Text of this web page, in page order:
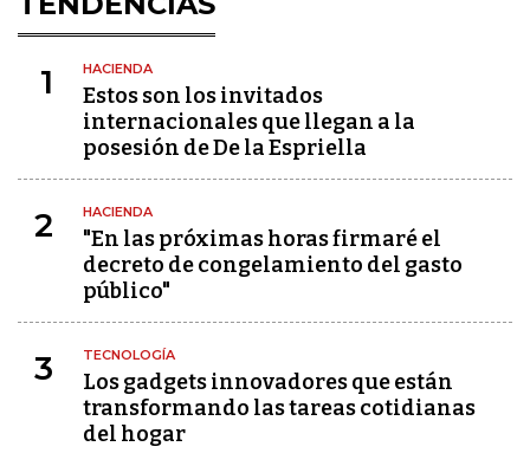
1 HACIENDA
Estos son los invitados
internacionales que llegan a la
posesión de De la Espriella
2 HACIENDA
"En las próximas horas firmaré el
decreto de congelamiento del gasto
público"
3 TECNOLOGÍA
Los gadgets innovadores que están
transformando las tareas cotidianas
del hogar